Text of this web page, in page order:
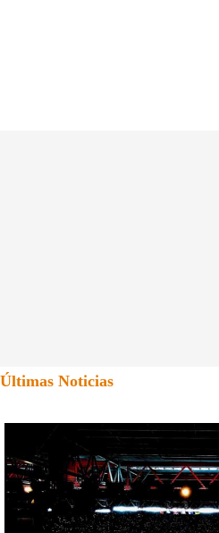
Últimas Noticias